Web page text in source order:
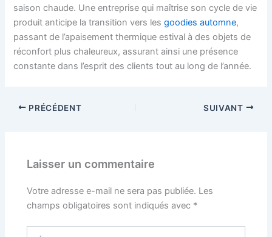
saison chaude. Une entreprise qui maîtrise son cycle de vie
produit anticipe la transition vers lesgoodies automne,
passant de l’apaisement thermique estival à des objets de
réconfort plus chaleureux, assurant ainsi une présence
constante dans l’esprit des clients tout au long de l’année.
PRÉCÉDENT SUIVANT
Laisser un commentaire
Votre adresse e-mail ne sera pas publiée. Les
champs obligatoires sont indiqués avec *